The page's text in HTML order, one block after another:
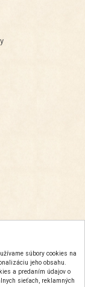
súbory cookies na
jeho obsahu.
a predaním údajov o
sieťach, reklamných